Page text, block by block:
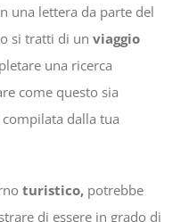
una lettera da parte del
si tratti di un viaggio
una ricerca
come questo sia
compilata dalla tua
turistico, potrebbe
di essere in grado di